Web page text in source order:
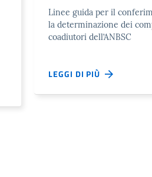
Linee guida per il
la determinazione dei
coadiutori dell’ANBSC
LEGGI DI PIÙ